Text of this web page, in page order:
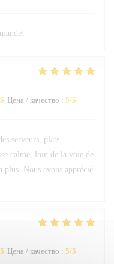
Цена / качество : 5/5
serveurs, plats
calme, loin de la voie de
Nous avons apprécié
Цена / качество : 5/5